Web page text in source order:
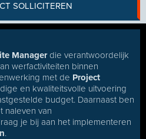
SOLLICITEREN
Managerdie verantwoordelijk
werfactiviteiten binnen
met de Project
en kwaliteitsvolle uitvoering
budget. Daarnaast ben
naleven van
je bij aan het implementeren
.